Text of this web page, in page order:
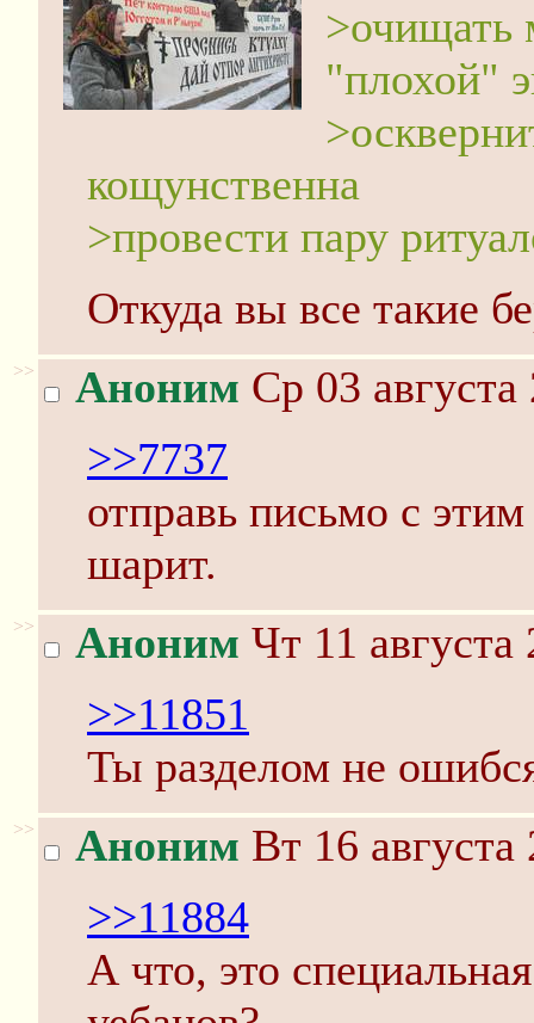
>очищать
"плохой"
кощунственна
>провести пару
Откуда вы все такие
>> Аноним Ср 03
>>7737
отправь письмо с
шарит.
>> Аноним Чт 11
>>11851
Ты разделом не
>> Аноним Вт 16
>>11884
А что, это